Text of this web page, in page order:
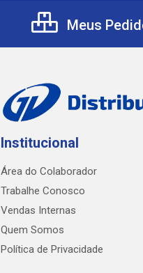
Meus
Institucional
Área do Colaborador
Trabalhe Conosco
Vendas Internas
Quem Somos
Política de Privacidade